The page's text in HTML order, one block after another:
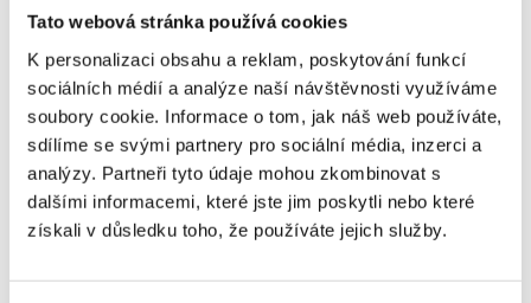
Tato webová stránka používá cookies
K personalizaci obsahu a reklam, poskytování funkcí
sociálních médií a analýze naší návštěvnosti využíváme
soubory cookie. Informace o tom, jak náš web používáte,
sdílíme se svými partnery pro sociální média, inzerci a
analýzy. Partneři tyto údaje mohou zkombinovat s
dalšími informacemi, které jste jim poskytli nebo které
získali v důsledku toho, že používáte jejich služby.
dochází náhodně, nebo na základě dědičné
mutace v určitém genu. Podle charakteristiky
nádoru a prognózy onemocnění rozlišujeme nádory
benigní (nezhoubné) a maligní (zhoubné), které
jsou z 10–15 % dědičné. Mezi nejčastější
onkologická onemocnění patří karcinom prsu
a vaječníku, karcinom prostaty, karcinom tlustého
střeva, slinivky, štítné žlázy a různé druhy leukémií.